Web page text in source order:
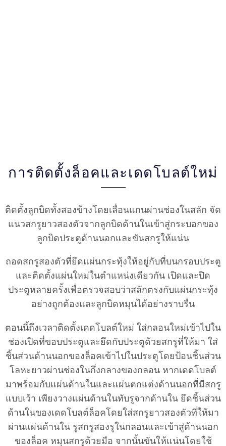
การติดตั้งล็อคและเดดโบลต์ใหม่
ติดตั้งลูกบิดทั้งสองข้างโดยเลื่อนแกนผ่านช่องในสลัก จัด
แนวสกรูยาวสองตัวจากลูกบิดด้านในเข้าสู่กระบอกของ
ลูกบิดประตูด้านนอกและขันสกรูให้แน่น
ถอดสกรูสองตัวที่ยึดแผ่นกระทุ้งให้อยู่กับที่บนกรอบประตู
และติดตั้งแผ่นใหม่ในตำแหน่งเดียวกัน เปิดและปิด
ประตูหลายครั้งเพื่อตรวจสอบว่าสลักตรงกับแผ่นกระทุ้ง
อย่างถูกต้องและลูกบิดหมุนได้อย่างราบรื่น
ตอนนี้ถึงเวลาติดตั้งเดดโบลต์ใหม่ ใส่กลอนใหม่เข้าไปใน
ช่องเปิดที่ขอบประตูและยึดกับประตูด้วยสกรูที่ให้มา ใส่
ชิ้นส่วนด้านนอกของล็อคเข้าไปในประตูโดยป้อนชิ้นส่วน
โลหะยาวผ่านช่องในกึ่งกลางของกลอน หากเดดโบลต์
มาพร้อมกับแผ่นด้านในและแผ่นตกแต่งด้านนอกที่มีสกรู
แบบเว้า เพียงวางแผ่นด้านในทับรูจากด้านใน ยึดชิ้นส่วน
ด้านในของเดดโบลต์ล็อคโดยใส่สกรูยาวสองตัวที่ให้มา
ผ่านแผ่นด้านใน รูสกรูสองรูในกลอนและเข้าสู่ด้านนอก
ของล็อค หมุนสกรูด้วยมือ จากนั้นขันให้แน่นโดยใช้